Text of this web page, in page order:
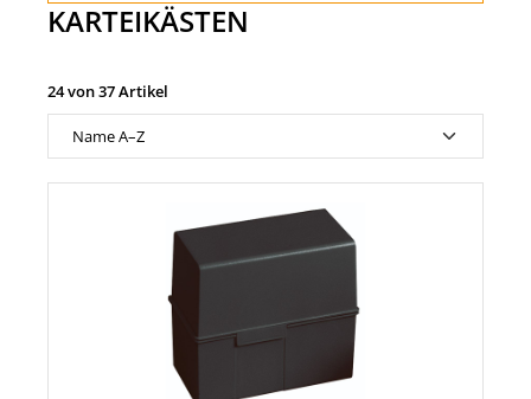
KARTEIKÄSTEN
24 von 37 Artikel